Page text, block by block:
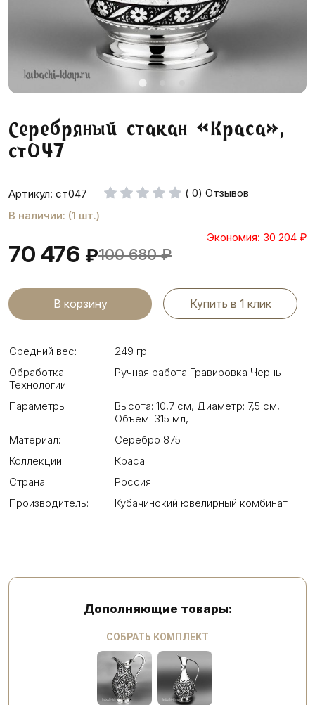
Серебряный стакан «Краса»,
ст047
Артикул: ст047
( 0) Отзывов
В наличии: (1 шт.)
70 476 ₽100 680 ₽
Экономия: 30 204 ₽
Купить в 1 клик
Средний вес:
249 гр.
Обработка.
Технологии:
Ручная работа Гравировка Чернь
Параметры: Высота: 10,7 см, Диаметр: 7,5 см,
Объем: 315 мл,
Материал:
Серебро 875
Коллекции:
Краса
Страна:
Россия
Производитель:
Кубачинский ювелирный комбинат
Дополняющие товары:
СОБРАТЬ КОМПЛЕКТ